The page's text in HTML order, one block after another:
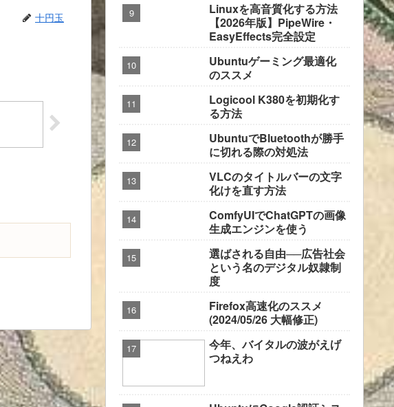
十円玉
Linuxを高音質化する方法
【2026年版】PipeWire・
EasyEffects完全設定
Ubuntuゲーミング最適化
のススメ
Logicool K380を初期化す
る方法
UbuntuでBluetoothが勝手
に切れる際の対処法
VLCのタイトルバーの文字
化けを直す方法
ComfyUIでChatGPTの画像
生成エンジンを使う
選ばされる自由──広告社会
という名のデジタル奴隷制
度
Firefox高速化のススメ
(2024/05/26 大幅修正)
今年、バイタルの波がえげ
つねえわ